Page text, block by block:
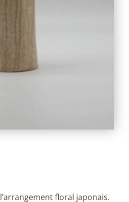
l’arrangement floral japonais.